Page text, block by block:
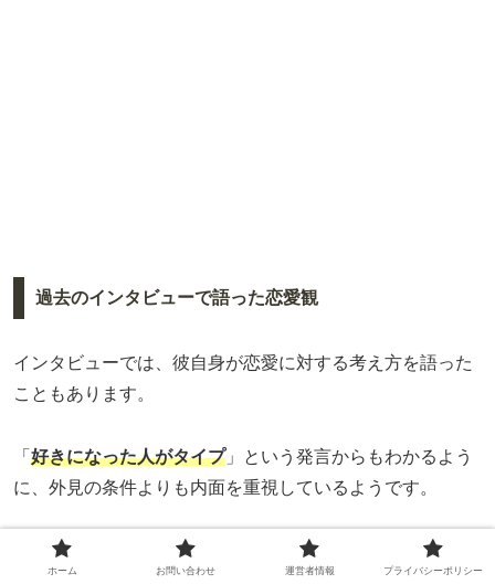
過去のインタビューで語った恋愛観
インタビューでは、彼自身が恋愛に対する考え方を語った
こともあります。
「 好きになった人がタイプ」という発言からもわかるよう
に、外見の条件よりも内面を重視しているようです。
また、彼は 親孝行を大切にできる女性や、真面目で誠実な
ホーム お問い合わせ 運営者情報 プライバシーポリシー